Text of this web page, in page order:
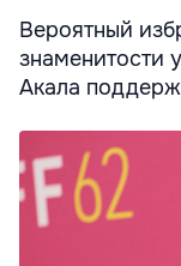
Вероятный
знаменитости
Акала